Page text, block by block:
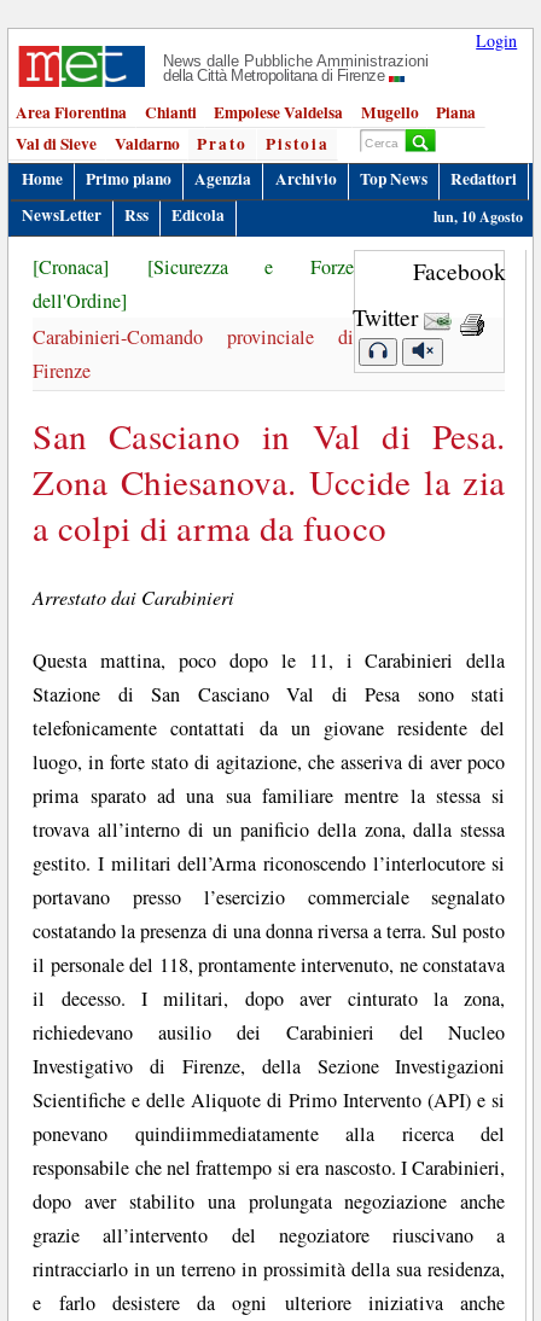
Login
News dalle Pubbliche Amministrazioni
della Città Metropolitana di Firenze
Area Fiorentina Chianti Empolese Valdelsa Mugello
Piana
Val di Sieve
Valdarno Prato
Pistoia
Home
Primo piano Agenzia Archivio Top News
Redattori
NewsLetter
Rss Edicola lun, 10 Agosto
Facebook
Twitter
[Cronaca]
[Sicurezza e Forze
dell'Ordine]
Carabinieri-Comando provinciale di
Firenze
San Casciano in Val di Pesa.
Zona Chiesanova. Uccide la zia
a colpi di arma da fuoco
Arrestato dai Carabinieri
Questa mattina, poco dopo le 11, i Carabinieri della
Stazione di San Casciano Val di Pesa sono stati
telefonicamente contattati da un giovane residente del
luogo, in forte stato di agitazione, che asseriva di aver poco
prima sparato ad una sua familiare mentre la stessa si
trovava all’interno di un panificio della zona, dalla stessa
gestito. I militari dell’Arma riconoscendo l’interlocutore si
portavano presso l’esercizio commerciale segnalato
costatando la presenza di una donna riversa a terra. Sul posto
il personale del 118, prontamente intervenuto, ne constatava
il decesso. I militari, dopo aver cinturato la zona,
richiedevano ausilio dei Carabinieri del Nucleo
Investigativo di Firenze, della Sezione Investigazioni
Scientifiche e delle Aliquote di Primo Intervento (API) e si
ponevano quindiimmediatamente alla ricerca del
responsabile che nel frattempo si era nascosto. I Carabinieri,
dopo aver stabilito una prolungata negoziazione anche
grazie all’intervento del negoziatore riuscivano a
rintracciarlo in un terreno in prossimità della sua residenza,
e farlo desistere da ogni ulteriore iniziativa anche